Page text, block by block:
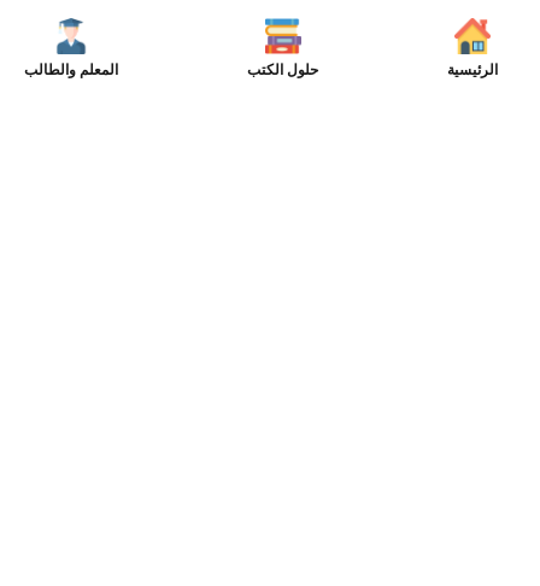
الرئيسية حلول الكتب المعلم والطالب